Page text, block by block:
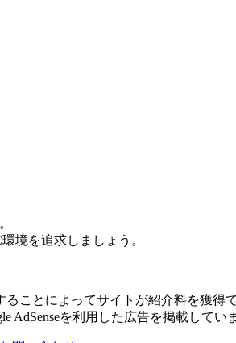
境を追求しましょう。
ることによってサイトが紹介料を獲
AdSenseを利用した広告を掲載してい